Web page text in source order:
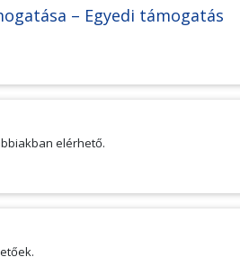
– Egyedi támogatás
elérhető.